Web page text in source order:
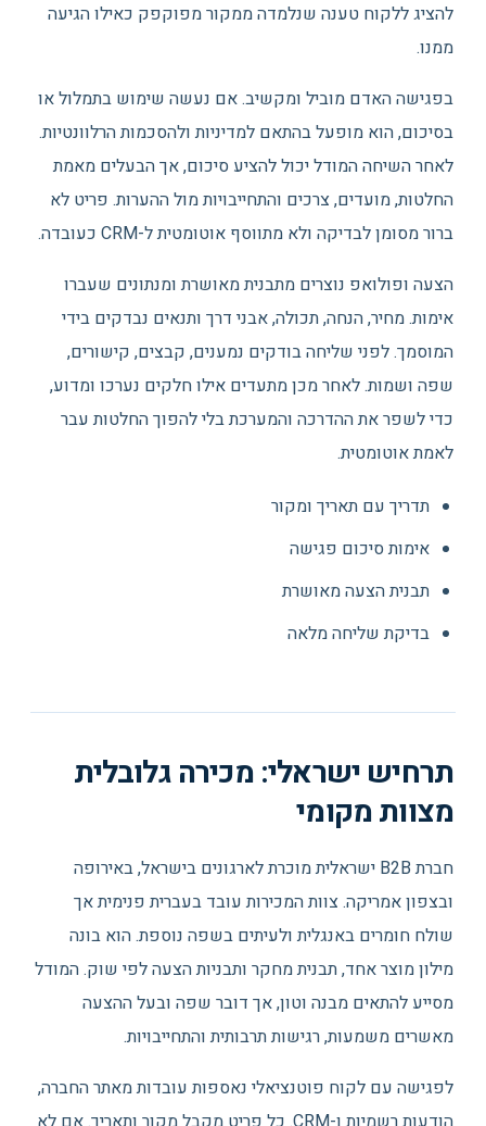
להציג ללקוח טענה שנלמדה ממקור מפוקפק כאילו הגיעה
ממנו.
בפגישה האדם מוביל ומקשיב. אם נעשה שימוש בתמלול או
בסיכום, הוא מופעל בהתאם למדיניות ולהסכמות הרלוונטיות.
לאחר השיחה המודל יכול להציע סיכום, אך הבעלים מאמת
החלטות, מועדים, צרכים והתחייבויות מול ההערות. פריט לא
ברור מסומן לבדיקה ולא מתווסף אוטומטית ל-CRM כעובדה.
הצעה ופולואפ נוצרים מתבנית מאושרת ומנתונים שעברו
אימות. מחיר, הנחה, תכולה, אבני דרך ותנאים נבדקים בידי
המוסמך. לפני שליחה בודקים נמענים, קבצים, קישורים,
שפה ושמות. לאחר מכן מתעדים אילו חלקים נערכו ומדוע,
כדי לשפר את ההדרכה והמערכת בלי להפוך החלטות עבר
לאמת אוטומטית.
תדריך עם תאריך ומקור
אימות סיכום פגישה
תבנית הצעה מאושרת
בדיקת שליחה מלאה
תרחיש ישראלי: מכירה גלובלית
מצוות מקומי
חברת B2B ישראלית מוכרת לארגונים בישראל, באירופה
ובצפון אמריקה. צוות המכירות עובד בעברית פנימית אך
שולח חומרים באנגלית ולעיתים בשפה נוספת. הוא בונה
מילון מוצר אחד, תבנית מחקר ותבניות הצעה לפי שוק. המודל
מסייע להתאים מבנה וטון, אך דובר שפה ובעל ההצעה
מאשרים משמעות, רגישות תרבותית והתחייבויות.
לפגישה עם לקוח פוטנציאלי נאספות עובדות מאתר החברה,